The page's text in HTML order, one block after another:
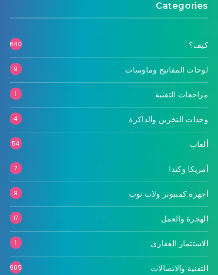
Categories
كيف؟ 640
لوحات المفاتيح وماوسات 9
مراجعات التقنية 1
وحدات التخزين والذاكرة 4
ألعاب 54
أمريكا وكندا 7
أجهزة كمبيوتر ولاب توب 9
الهجرة والعمل 17
الاستثمار العقاري 1
التقنية والاتصالات 905